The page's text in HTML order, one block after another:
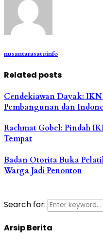
nusantarasatuinfo
Related posts
Cendekiawan Dayak:
Pembangunan dan
Rachmat Gobel: Pindah
Tempat
Badan Otorita Buka
Warga Jadi Penonton
Search for:
Arsip Berita